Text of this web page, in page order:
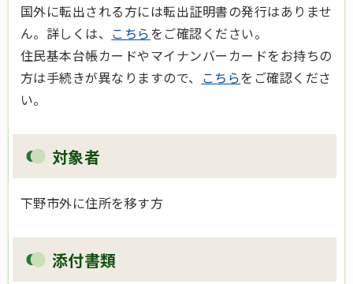
国外に転出される方には転出証明書の発行はありませ
ん。詳しくは、 こちらをご確認ください。
住民基本台帳カードやマイナンバーカードをお持ちの
方は手続きが異なりますので、 こちらをご確認くださ
い。
対象者
下野市外に住所を移す方
添付書類